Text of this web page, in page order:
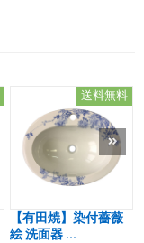
送料無料
【有田焼】染付薔薇
絵 洗面器 ...